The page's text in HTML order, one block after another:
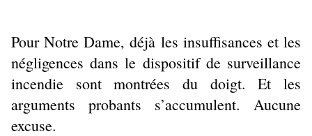
Pour Notre Dame, déjà les insuffisances et les
négligences dans le dispositif de surveillance
incendie sont montrées du doigt. Et les
arguments probants s’accumulent. Aucune
excuse.